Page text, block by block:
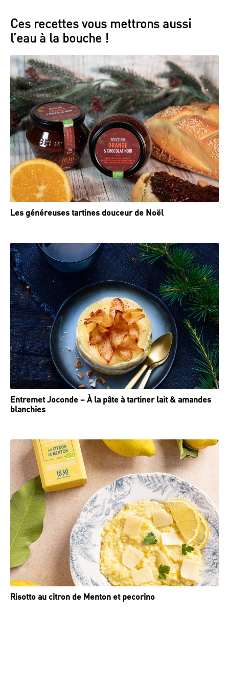
Ces recettes vous mettrons aussi
l’eau à la bouche !
Les généreuses tartines douceur de Noël
Entremet Joconde – À la pâte à tartiner lait & amandes
blanchies
Risotto au citron de Menton et pecorino